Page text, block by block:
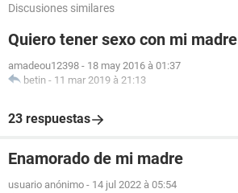
Discusiones similares
Quiero tener sexo con mi madre
amadeou12398 - 18 may 2016 à 01:37
betin - 11 mar 2019 à 21:13
23 respuestas
Enamorado de mi madre
usuario anónimo - 14 jul 2022 à 05:54